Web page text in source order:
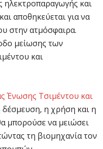
και
αποθηκεύεται για να
στην ατμόσφαιρα.
μείωσης των
και
Ένωσης Τσιμέντου και
δέσμευση, η χρήση και η
μπορούσε να μειώσει
τη βιομηχανία τον